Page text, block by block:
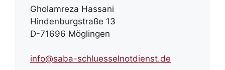
Gholamreza Hassani
Hindenburgstraße 13
D-71696 Möglingen
info@saba-schluesselnotdienst.de